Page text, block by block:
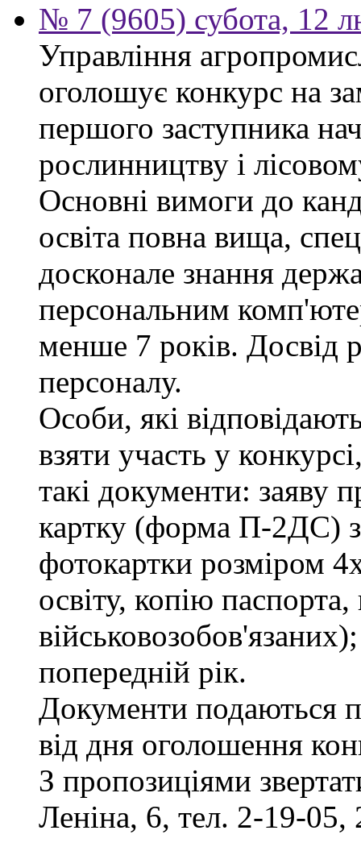
№ 7 (9605) субота, 12
Управління
оголошує конкурс на
першого заступника
рослинництву і
Основні вимоги до
освіта повна вища,
досконале знання
персональним
менше 7 років. Досвід
персоналу.
Особи, які
взяти участь у
такі документи: заяву
картку (форма П-2ДС) з
фотокартки розміром
освіту, копію
попередній рік.
Документи подаються
від дня оголошення
З пропозиціями
Леніна, 6, тел. 2-19-05,